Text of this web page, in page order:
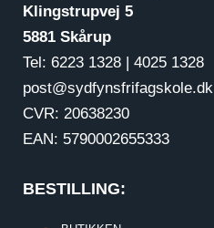
Klingstrupvej 5
5881 Skårup
Tel: 6223 1328 | 4025 1328
post@sydfynsfrifagskole.dk
CVR: 20638230
EAN: 5790002655333
BESTILLING: